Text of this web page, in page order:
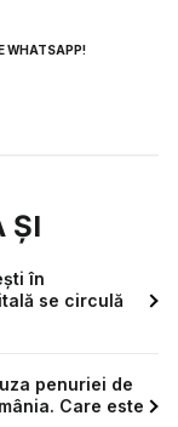
WHATSAPP!
ȘI
în
se circulă
penuriei de
Care este